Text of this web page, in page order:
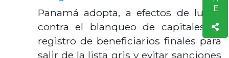
Panamá adopta, a efectos de lucha
contra el blanqueo de capitales, el
registro de beneficiarios finales para
salir de la lista gris y evitar sanciones